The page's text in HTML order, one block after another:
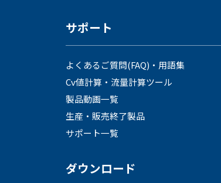
サポート
よくあるご質問(FAQ)・用語集
Cv値計算・流量計算ツール
製品動画一覧
生産・販売終了製品
サポート一覧
ダウンロード